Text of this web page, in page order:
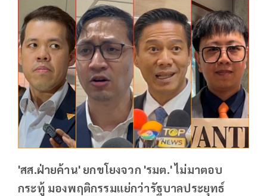
'สส.ฝ่ายค้าน' ยกขโยงจวก 'รมต.' ไม่มาตอบ
กระทู้ มองพฤติกรรมแย่กว่ารัฐบาลประยุทธ์